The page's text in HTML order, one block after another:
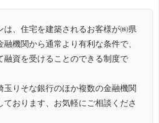
は、住宅を建築されるお客様が㈱県
機関から通常より有利な条件で、
融資を受けることのできる制度で
玉りそな銀行のほか複数の金融機関
ております、お気軽にご相談くださ